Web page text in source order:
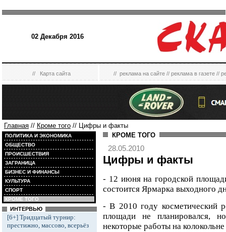
02 Декабря 2016
//Карта сайта //реклама на сайте//реклама в газете//
Главная // Кроме того // Цифры и факты
ПОЛИТИКА И ЭКОНОМИКА
ОБЩЕСТВО
ПРОИСШЕСТВИЯ
ЗАГРАНИЦА
БИЗНЕС И ФИНАНСЫ
КУЛЬТУРА
СПОРТ
КРОМЕ ТОГО
ИНТЕРВЬЮ
[6+] Тридцатый турнир:
престижно, массово, всерьёз
КРОМЕ ТОГО
28.05.2010
Цифры и факты
- 12 июня на городской
состоится Ярмарка выходного
- В 2010 году косметический
площади не планировался,
некоторые работы на